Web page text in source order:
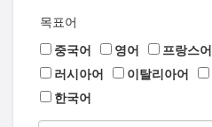
목표어
중국어
영어 프랑스어
러시아어
이탈리아어
한국어